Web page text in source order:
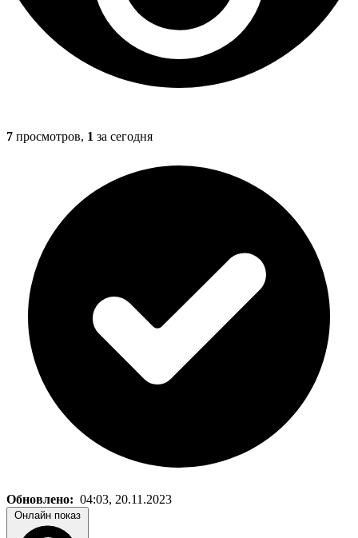
7 просмотров, 1 за сегодня
Обновлено: 04:03, 20.11.2023
Онлайн показ